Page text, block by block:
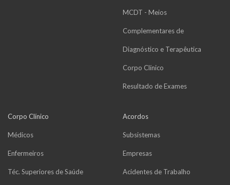
MCDT - Meios
Complementares de
Diagnóstico e Terapêutica
Corpo Clínico
Resultado de Exames
Corpo Clínico
Médicos
Enfermeiros
Téc. Superiores de Saúde
Acordos
Subsistemas
Empresas
Acidentes de Trabalho